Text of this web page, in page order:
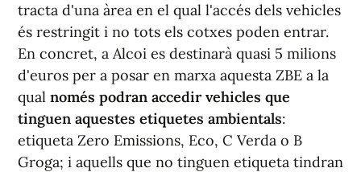
tracta d'una àrea en el qual l'accés dels vehicles
és restringit i no tots els cotxes poden entrar.
En concret, a Alcoi es destinarà quasi 5 milions
d'euros per a posar en marxa aquesta ZBE a la
qual només podran accedir vehicles que
tinguen aquestes etiquetes ambientals:
etiqueta Zero Emissions, Eco, C Verda o B
Groga; i aquells que no tinguen etiqueta tindran